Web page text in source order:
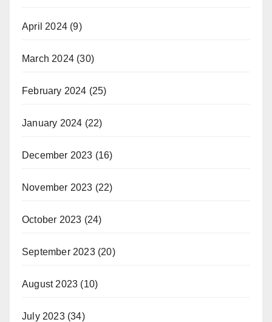
April 2024 (9)
March 2024 (30)
February 2024 (25)
January 2024 (22)
December 2023 (16)
November 2023 (22)
October 2023 (24)
September 2023(20)
August 2023 (10)
July 2023(34)